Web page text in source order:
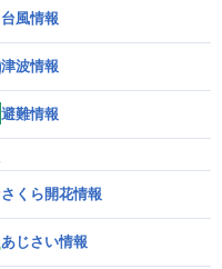
台風情報
津波情報
避難情報
さくら開花情報
あじさい情報